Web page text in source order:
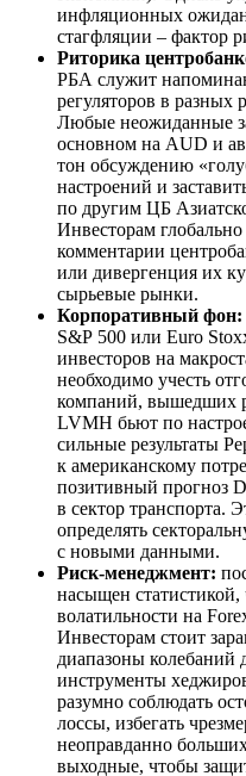
инфляционных
стагфляции – фактор
Риторика
РБА служит
регуляторов в разных
Любые неожиданные
основном на AUD и
тон обсуждению
настроений и
по другим ЦБ
Инвесторам
комментарии
или дивергенция их
сырьевые рынки.
Корпоративный фон:
S&P 500 или Euro
инвесторов на
необходимо учесть
компаний, вышедших
LVMH бьют по
сильные результаты
к американскому
позитивный прогноз
в сектор транспорта.
определять
с новыми данными.
Риск-менеджмент:
насыщен статистикой,
волатильности на
Инвесторам стоит
диапазоны колебаний
инструменты
разумно соблюдать
лоссы, избегать
неоправданно
выходные, чтобы